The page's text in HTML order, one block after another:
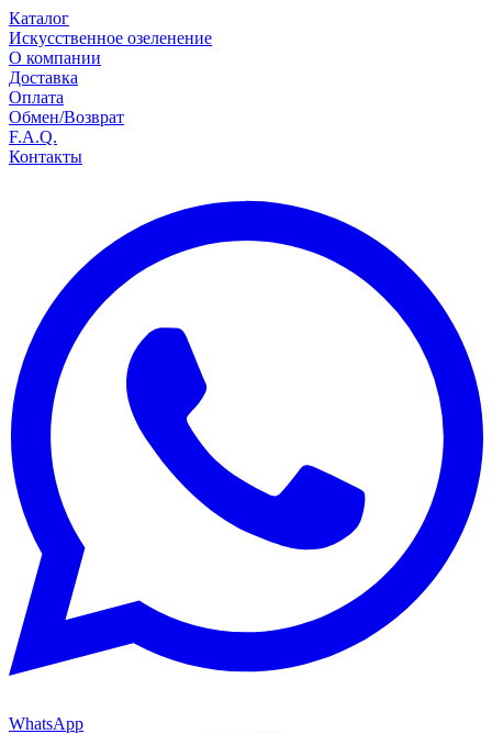
Каталог
Искусственное озеленение
О компании
Доставка
Оплата
Обмен/Возврат
F.A.Q.
Контакты
WhatsApp